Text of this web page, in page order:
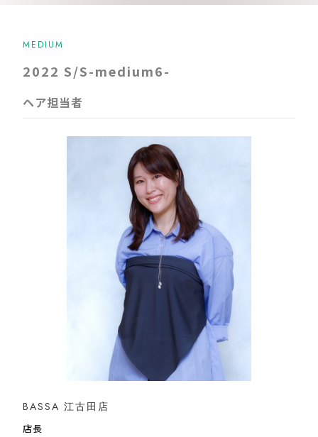
MEDIUM
2022 S/S-medium6-
ヘア担当者
BASSA 江古田店
店長